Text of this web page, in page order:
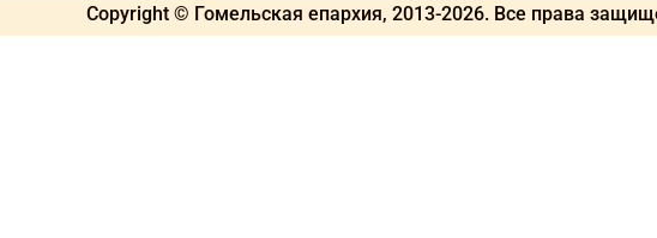
Copyright © Гомельская епархия, 2013-2026. Все права